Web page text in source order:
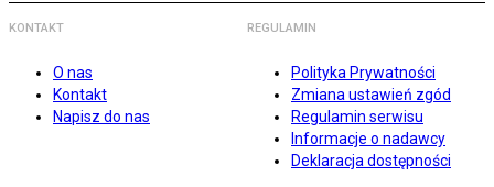
KONTAKT
O nas
Kontakt
Napisz do nas
REGULAMIN
Polityka Prywatności
Zmiana ustawień zgód
Regulamin serwisu
Informacje o nadawcy
Deklaracja dostępności